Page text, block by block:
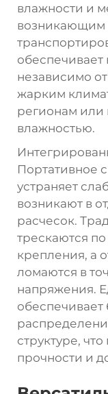
влажности и
возникающим
независимо
жарким
регионам или
влажностью.
Портативное
устраняет
возникают в
расчесок.
трескаются
крепления, а
ломаются в
напряжения.
структуре,
прочности и